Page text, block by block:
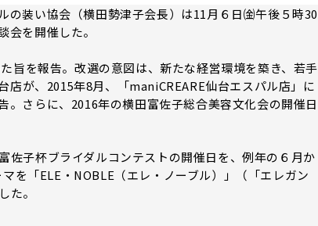
装い協会（横田勢津子会長）は11月６日㈮午後５時30
を開催した。
旨を報告。改選の意図は、新たな経営環境を築き、若手
店が、2015年8月、「maniCREARE仙台エスパル店」に
。さらに、2016年の横田富佐子総合美容文化会の開催日
子杯ブライダルコンテストの開催日を、例年の６月か
を「ELE・NOBLE（エレ・ノーブル）」（「エレガン
た。